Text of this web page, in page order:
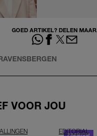
GOED ARTIKEL? DELEN MAAR.
VOOR JOU
EDITORIAL